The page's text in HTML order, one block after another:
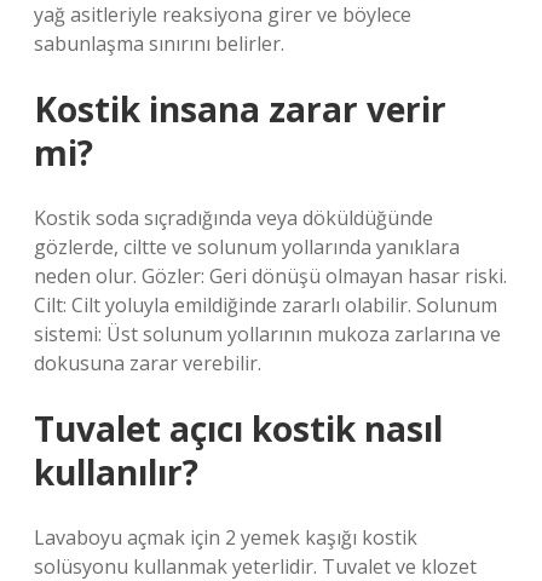
yağ asitleriyle reaksiyona girer ve böylece
sabunlaşma sınırını belirler.
Kostik insana zarar verir
mi?
Kostik soda sıçradığında veya döküldüğünde
gözlerde, ciltte ve solunum yollarında yanıklara
neden olur. Gözler: Geri dönüşü olmayan hasar riski.
Cilt: Cilt yoluyla emildiğinde zararlı olabilir. Solunum
sistemi: Üst solunum yollarının mukoza zarlarına ve
dokusuna zarar verebilir.
Tuvalet açıcı kostik nasıl
kullanılır?
Lavaboyu açmak için 2 yemek kaşığı kostik
solüsyonu kullanmak yeterlidir. Tuvalet ve klozet